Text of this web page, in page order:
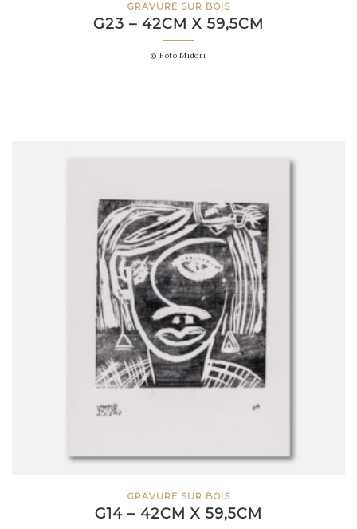
GRAVURE SUR BOIS
G23 – 42CM X 59,5CM
© Foto Midori
GRAVURE SUR BOIS
G14 – 42CM X 59,5CM